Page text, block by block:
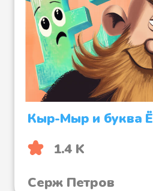
Кыр-Мыр и буква Ё
1.4 K
Серж Петров